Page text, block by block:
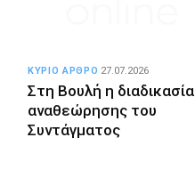
Στη Βουλή η διαδικασία
αναθεώρησης του
Συντάγματος
ΚΥΡΙΟ ΑΡΘΡΟ 27.07.2026